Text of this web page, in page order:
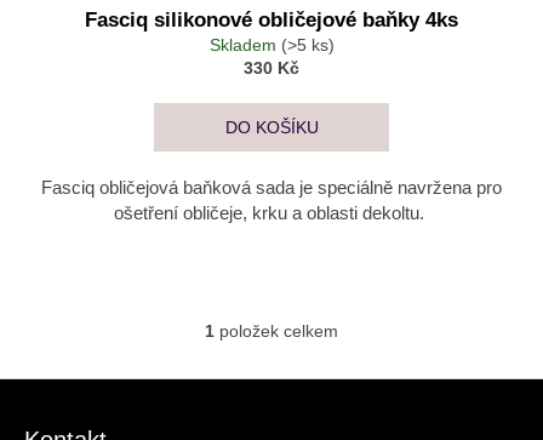
Fasciq silikonové obličejové baňky 4ks
Skladem (>5 ks)
330 Kč
DO KOŠÍKU
Fasciq obličejová baňková sada je speciálně navržena pro
ošetření obličeje, krku a oblasti dekoltu.
Ovládací prvky výpisu
1 položek celkem